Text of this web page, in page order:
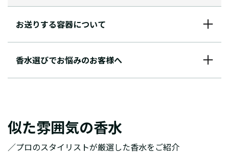
お送りする容器について
香水選びでお悩みのお客様へ
似た雰囲気の香水
／プロのスタイリストが厳選した香水をご紹介